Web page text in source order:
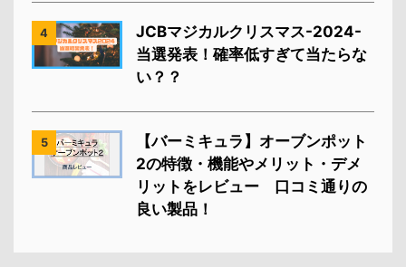
4
JCBマジカルクリスマス-2024-
当選発表！確率低すぎて当たらな
い？？
5
【バーミキュラ】オーブンポット
2の特徴・機能やメリット・デメ
リットをレビュー 口コミ通りの
良い製品！